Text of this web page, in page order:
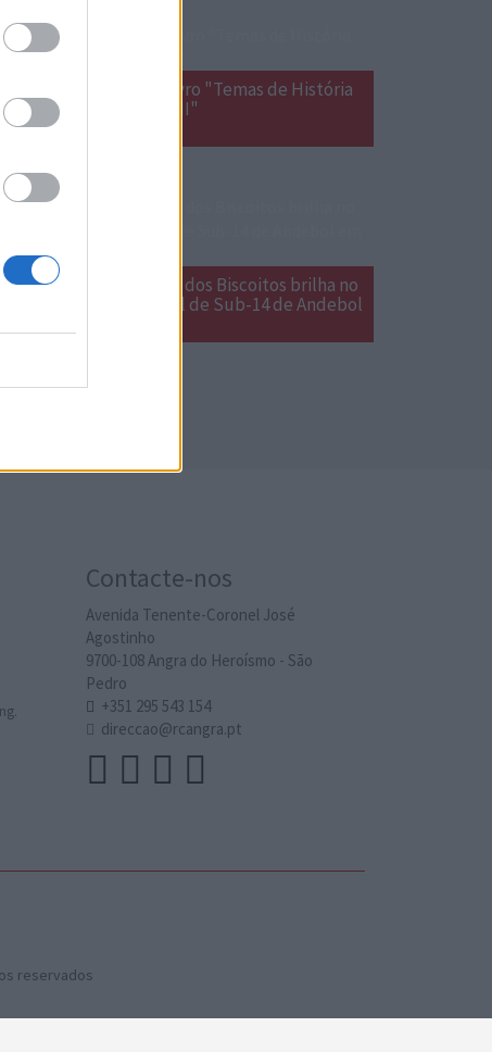
Lançamento do livro "Temas de História
Açoriana  Volume II"
Grupo Desportivo dos Biscoitos brilha no
Encontro Nacional de Sub-14 de Andebol
Contacte-nos
Avenida Tenente-Coronel José
Agostinho
9700-108 Angra do Heroísmo - São
Pedro
+351 295 543 154
direccao@rcangra.pt
reservados